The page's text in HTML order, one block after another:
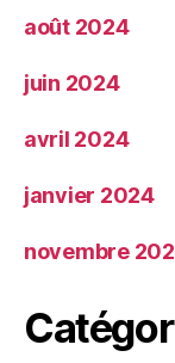
août 2024
juin 2024
avril 2024
janvier 2024
novembre